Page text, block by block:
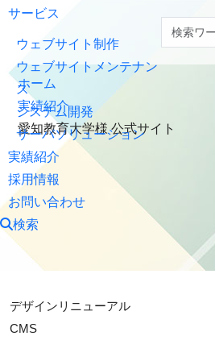
サービス
ウェブサイト制作
ウェブサイトメンテナン
ス
システム開発
サーバソリューション
実績紹介
採用情報
お問い合わせ
検索
ホーム
実績紹介
愛知教育大学様 公式サイト
デザインリニューアル
CMS